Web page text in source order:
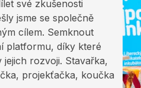
své zkušenosti
jsme se společně
cílem. Semknout
platformu, díky které
jejich rozvoji. Stavařka,
projekťačka, koučka